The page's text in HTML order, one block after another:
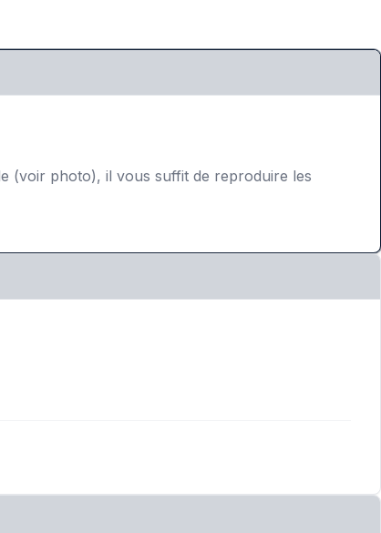
(voir photo), il vous suffit de reproduire les